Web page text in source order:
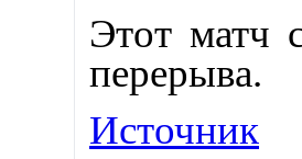
Этот матч
перерыва.
Источник